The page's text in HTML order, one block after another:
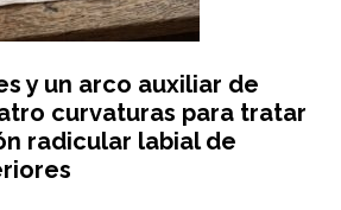
y un arco auxiliar de
curvaturas para tratar
radicular labial de